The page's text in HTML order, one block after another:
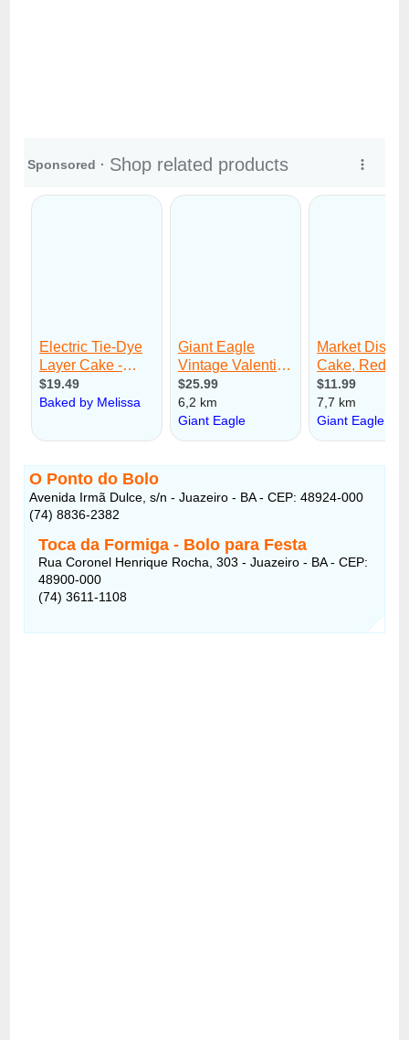
O Ponto do Bolo
Avenida Irmã Dulce, s/n - Juazeiro - BA - CEP: 48924-000
(74) 8836-2382
Toca da Formiga - Bolo para Festa
Rua Coronel Henrique Rocha, 303 - Juazeiro - BA - CEP:
48900-000
(74) 3611-1108